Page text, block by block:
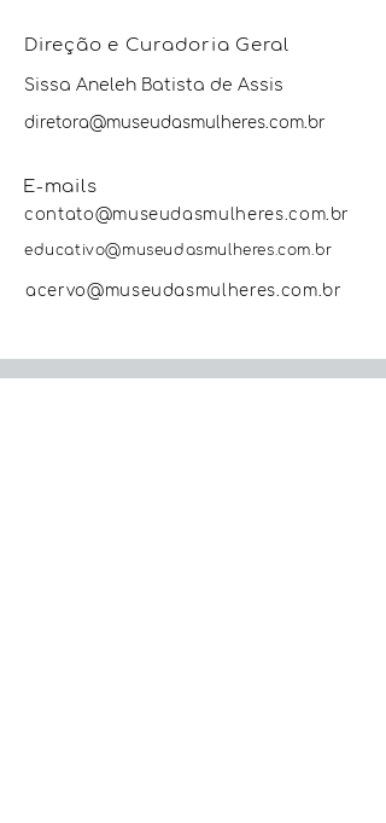
Direção e Curadoria Geral
Sissa Aneleh Batista de Assis
diretora@museudasmulheres.com.br
E-mails
contato@museudasmulheres.com.br
educativo@museudasmulheres.com.br
acervo@museudasmulheres.com.br